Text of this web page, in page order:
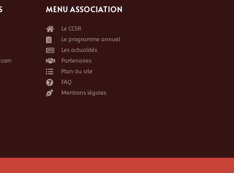
MENU ASSOCIATION
Le CCSR
Le programme annuel
Les actualités
Partenaires
Plan du site
FAQ
Mentions légales